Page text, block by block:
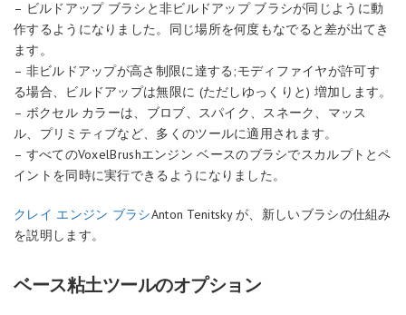
– ビルドアップ ブラシと非ビルドアップ ブラシが同じように動
作するようになりました。同じ場所を何度もなでると差が出てき
ます。
– 非ビルドアップが高さ制限に達する;モディファイヤが許可す
る場合、ビルドアップは無限に (ただしゆっくりと) 増加します。
– ボクセル カラーは、ブロブ、スパイク、スネーク、マッス
ル、プリミティブなど、多くのツールに適用されます。
– すべてのVoxelBrushエンジン ベースのブラシでスカルプトとペ
イントを同時に実行できるようになりました。
クレイ エンジン ブラシAnton Tenitsky が、新しいブラシの仕組み
を説明します。
ベース粘土ツールのオプション